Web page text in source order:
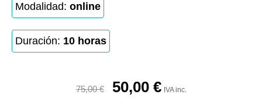
Modalidad: online
Duración: 10 horas
75,00€ 50,00 € IVA inc.